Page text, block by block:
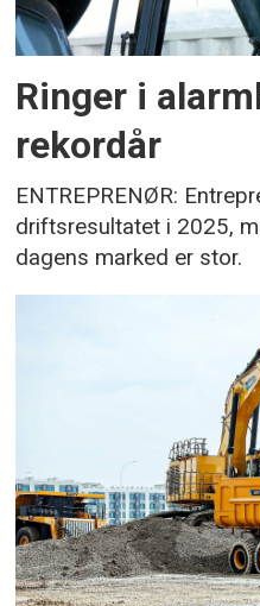
Ringer i
rekordår
ENTREPRENØR:
driftsresultatet i 2025,
dagens marked er stor.